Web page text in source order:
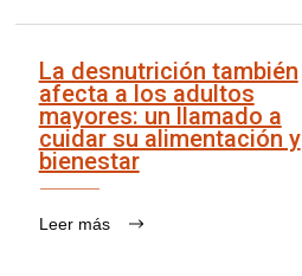
La desnutrición también
afecta a los adultos
mayores: un llamado a
cuidar su alimentación y
bienestar
Leer más